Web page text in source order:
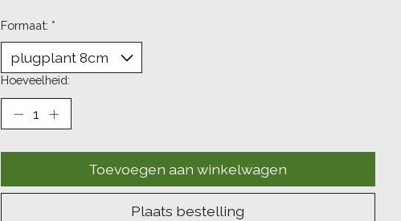
Formaat: *
Hoeveelheid:
Toevoegen aan winkelwagen
Plaats bestelling